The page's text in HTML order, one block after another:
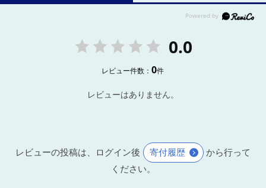
0.0
レビュー件数：0件
レビューはありません。
レビューの投稿は、ログイン後 寄付履歴
から行って
ください。